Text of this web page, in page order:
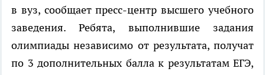
в вуз, сообщает пресс-центр высшего учебного
заведения. Ребята, выполнившие задания
олимпиады независимо от результата, получат
по 3 дополнительных балла к результатам ЕГЭ,